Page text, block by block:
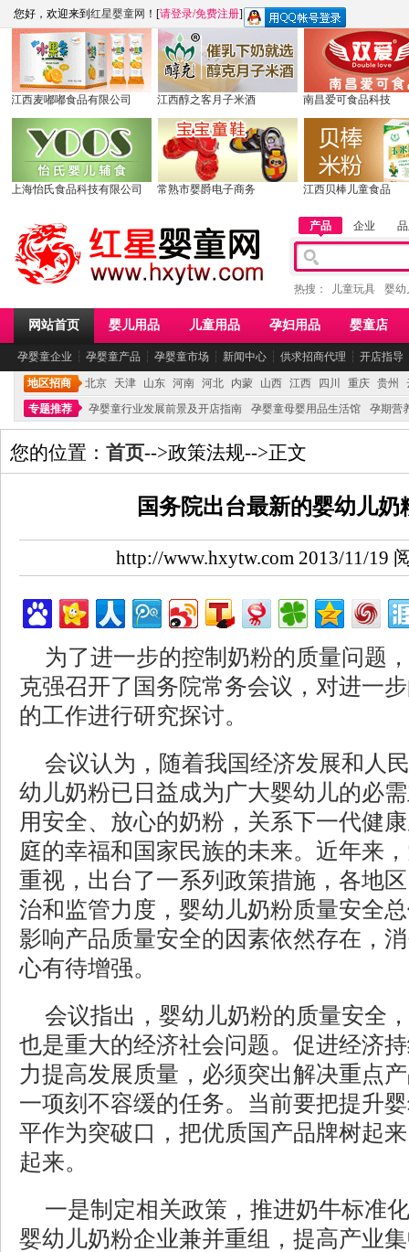
您好，欢迎来到 红星婴童网 ！[请登录/免费注册]
江西麦嘟嘟食品有限公司 江西醇之客月子米酒 南昌爱可食品科技
上海怡氏食品科技有限公司 常熟市婴爵电子商务 江西贝棒儿童食品
产品 企业
热搜： 儿童玩具 婴幼
网站首页 婴儿用品 儿童用品 孕妇用品 婴童店
孕婴童企业 ┆ 孕婴童产品 ┆ 孕婴童市场 ┆ 新闻中心 ┆ 供求招商代理 ┆ 开店指导
地区招商 北京 天津 山东 河南 河北 内蒙 山西 江西 四川 重庆 贵州
专题推荐
孕婴童行业发展前景及开店指南 孕婴童母婴用品生活馆 孕期营
您的位置： 首页-->政策法规-->正文
国务院出台最新的婴幼儿奶
http://www.hxytw.com 2013/11/19
为了进一步的控制奶粉的质量问题
克强召开了国务院常务会议，对进一
的工作进行研究探讨。
会议认为，随着我国经济发展和人
幼儿奶粉已日益成为广大婴幼儿的必
用安全、放心的奶粉，关系下一代健
庭的幸福和国家民族的未来。近年来
重视，出台了一系列政策措施，各地
治和监管力度，婴幼儿奶粉质量安全
影响产品质量安全的因素依然存在，
心有待增强。
会议指出，婴幼儿奶粉的质量安全
也是重大的经济社会问题。促进经济
力提高发展质量，必须突出解决重点
一项刻不容缓的任务。当前要把提升
平作为突破口，把优质国产品牌树起
起来。
一是制定相关政策，推进奶牛标准
婴幼儿奶粉企业兼并重组，提高产业